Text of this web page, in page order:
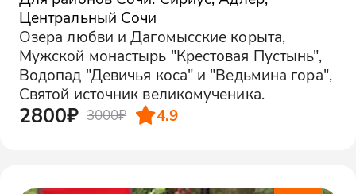
Центральный Сочи
Озера любви и Дагомысские корыта,
Мужской монастырь "Крестовая Пустынь",
Водопад "Девичья коса" и "Ведьмина гора",
Святой источник великомученика.
2800₽ 3000₽ 4.9